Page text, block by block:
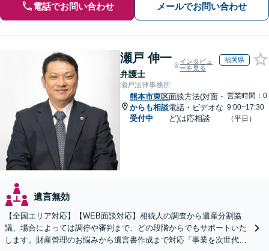
電話でお問い合わせ メールでお問い合わせ
瀬戸 伸一
弁護士
インタビュ
ーを見る
福岡県
瀬戸法律事務所
熊本市東区
からも相談
受付中
面談方法(対面・
電話・ビデオな
ど)は応相談
営業時間：0
9:00~17:30
（平日）
遺言無効
【全国エリア対応】【WEB面談対応】相続人の調査から遺産分割協
議、場合によっては調停や審判まで、どの段階からでもサポートいた
します。財産管理のお悩みから遺言書作成まで対応「事業を次世代に